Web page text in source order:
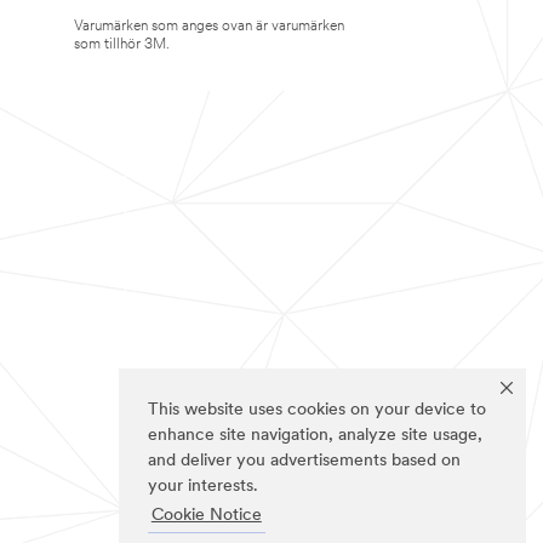
This website uses cookies on your device to
enhance site navigation, analyze site usage,
and deliver you advertisements based on
your interests.
Cookie Notice
Varumärken som anges ovan är varumärken
som tillhör 3M.